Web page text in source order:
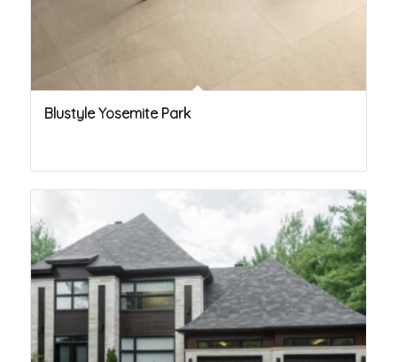
Blustyle Yosemite Park